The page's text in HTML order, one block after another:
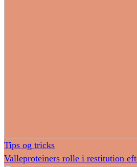
Tips og tricks
Valleproteiners rolle i restitution